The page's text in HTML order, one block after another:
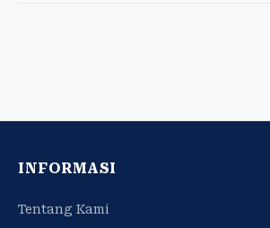
INFORMASI
Tentang Kami